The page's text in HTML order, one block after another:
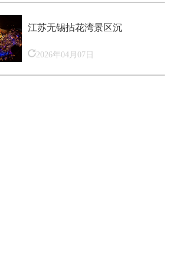
江苏无锡拈花湾景区沉
2026年04月07日